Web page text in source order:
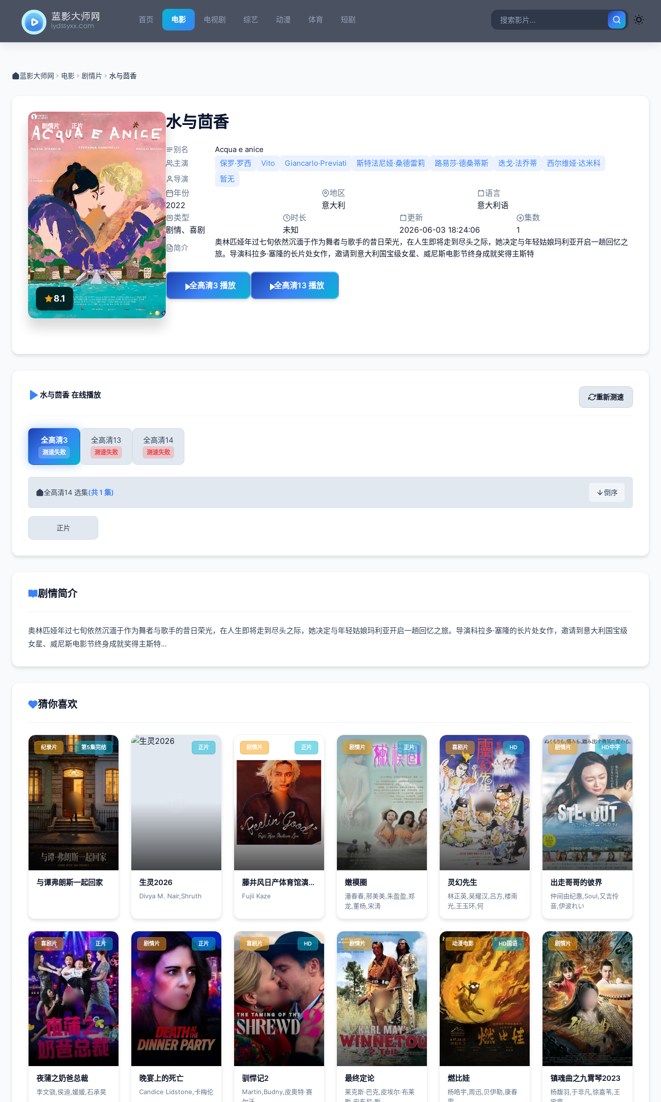
首页 电影 电视剧 综艺 动漫 体育 短剧
蓝影大师网 电影 剧情片 水与茴香
剧情片 正片
8.1
水与茴香
别名
Acqua e anice
主演
保罗·罗西 Vito Giancarlo·Previati 斯特法尼娅·桑德雷莉 路易莎·德桑蒂斯 迭戈·法乔蒂
西尔维娅·达米科
导演
暂无
年份
2022
地区
意大利
语言
意大利语
类型
剧情、 喜剧
时长
未知
更新
2026-06-03 18:24:06
集数
1
简介
奥林匹娅年过七旬依然沉湎于作为舞者与歌手的昔日荣光，在人生即将走到尽头之际，她决定与年轻姑娘玛利亚开启一趟回忆之
旅。导演科拉多·塞隆的长片处女作，邀请到意大利国宝级女星、威尼斯电影节终身成就奖得主斯特
全高清3 播放 全高清13 播放
水与茴香 在线播放 重新测速
全高清3
测速失败
全高清13
测速失败
全高清14
测速失败
全高清14 选集(共 1 集) 倒序
正片
剧情简介
奥林匹娅年过七旬依然沉湎于作为舞者与歌手的昔日荣光，在人生即将走到尽头之际，她决定与年轻姑娘玛利亚开启一趟回忆之旅。导演科拉多·塞隆的长片处女作，邀请到意大利国宝级
女星、威尼斯电影节终身成就奖得主斯特...
猜你喜欢
纪录片 第5集完结
与谭弗朗斯一起回家
正片
生灵2026
Divya M. Nair,Shruth
剧情片 正片
藤井风日产体育馆演唱会 ''Feelin' Good''
Fujii Kaze
剧情片 正片
嫩模圈
潘春春,邢美美,朱盈盈,郑
龙,董杨,宋涛
喜剧片 HD
灵幻先生
林正英,吴耀汉,吕方,楼南
光,王玉环,何
剧情片 HD中字
出走哥哥的彼界
仲间由纪惠,Soul,又吉伶
音,伊波れい
喜剧片 正片
夜蒲之奶爸总裁
李文骁,侯迪,媛媛,石承昊
剧情片 正片
晚宴上的死亡
Candice Lidstone,卡梅伦
喜剧片 HD
驯悍记2
Martin,Budny,皮奥特·赛
剧情片
最终定论
莱克斯·巴克,皮埃尔·布莱
动漫电影 HD国语
燃比娃
杨皓宇,周迅,贝伊勒,康春
剧情片
镇魂曲之九霄琴2023
杨馥羽,于非凡,徐嘉苇,王